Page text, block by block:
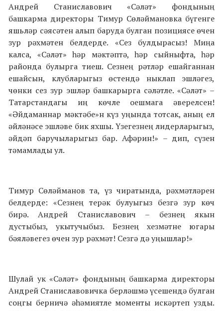
Андрей Станиславович «Сәләт» фондының
башкарма директоры Тимур Сөләймановка бүгенге
яшьләр сәясәтен алып баруда булган позициясе өчен
зур рәхмәтен белдерде. «Сез булдырасыз! Миңа
калса, «Сәләт» һәр мәктәптә, һәр сыйныфта, һәр
районда булырга тиеш. Сезнең рәтләр ешайганнан
ешайсын, клубларыгыз өстендә ныклап эшләгез,
чөнки сез зур эшләр башкарырга сәләтле. «Сәләт» –
Татарстандагы иң көчле оешмага әверелсен!
«Әйдаманнар мәктәбе»н күз уңында тотсак, аның ел
әйләнәсе эшләве бик яхшы. Үзегезнең лидерларыгыз,
әйдәп баручыларыгыз бар. Афәрин!» – дип, сүзен
тәмамлады ул.
Тимур Сөләйманов та, үз чиратында, рәхмәтләрен
белдерде: «Сезнең терәк булуыгыз безгә зур көч
бирә. Андрей Станиславович – безнең якын
дустыбыз, укытучыбыз. Безнең хезмәтне югары
бәяләвегез өчен зур рәхмәт! Сезгә дә уңышлар!»
Шулай ук «Сәләт» фондының башкарма директоры
Андрей Станиславовичка берләшмә үсешендә булган
соңгы берничә әһәмиятле моменты искәртеп узды.